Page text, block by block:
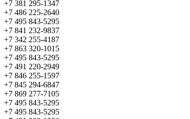
+7 381 295-1347
+7 486 225-2640
+7 495 843-5295
+7 841 232-9837
+7 342 255-4187
+7 863 320-1015
+7 495 843-5295
+7 491 220-2949
+7 846 255-1597
+7 845 294-6847
+7 869 277-7105
+7 495 843-5295
+7 495 843-5295